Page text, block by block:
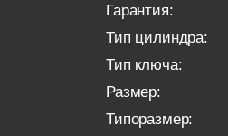
Гарантия:
Тип цилиндра:
Тип ключа:
Размер:
Типоразмер: